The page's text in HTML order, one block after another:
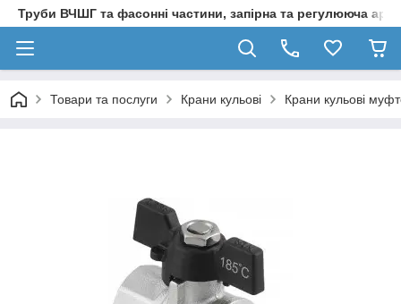
Труби ВЧШГ та фасонні частини, запірна та регулююча
Товари та послуги Крани кульові Крани кульові